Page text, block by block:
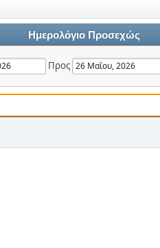
Ημερολόγιο Προσεχώς
Προς